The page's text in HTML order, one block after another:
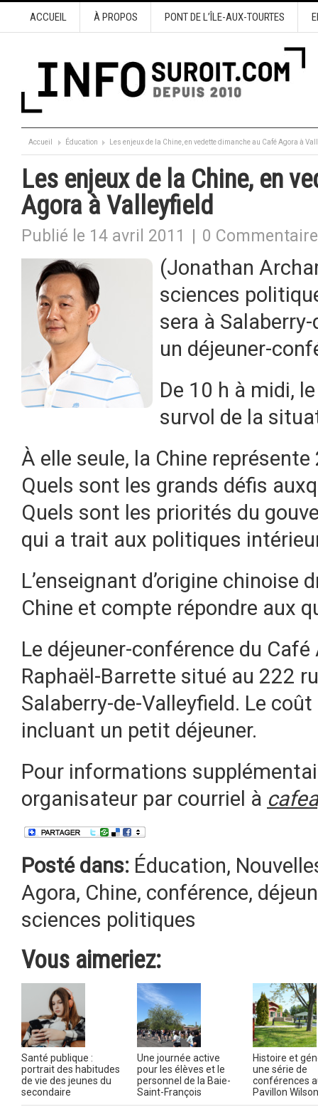
ACCUEIL À PROPOS PONT DE L’ÎLE-AUX-TOURTES
Accueil Éducation Les enjeux de la Chine, en vedette dimanche au Café Agora à
Les enjeux de la Chine, en
Agora à Valleyfield
Publié le 14 avril 2011 0 Commentaire
(Jonathan
sciences
sera à
un déjeuner-
De 10 h à midi,
survol de la
À elle seule, la Chine
Quels sont les grands défis
Quels sont les priorités du
qui a trait aux politiques
L’enseignant d’origine
Chine et compte répondre aux
Le déjeuner-conférence du Café
Raphaël-Barrette situé au 222
Salaberry-de-Valleyfield. Le
incluant un petit déjeuner.
Pour informations
organisateur par courriel à
Posté dans: Éducation,
Agora, Chine, conférence,
sciences politiques
Vous aimeriez:
Santé publique :
portrait des habitudes
de vie des jeunes du
secondaire
Une journée active
pour les élèves et le
personnel de la Baie-
Saint-François
Histoire et
une série de
conférences
Pavillon Wilson